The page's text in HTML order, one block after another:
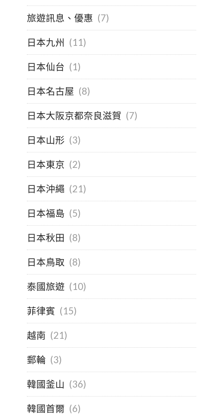
旅遊訊息、優惠 (7)
日本九州 (11)
日本仙台 (1)
日本名古屋 (8)
日本大阪京都奈良滋賀 (7)
日本山形 (3)
日本東京 (2)
日本沖繩 (21)
日本福島 (5)
日本秋田 (8)
日本鳥取 (8)
泰國旅遊 (10)
菲律賓 (15)
越南 (21)
郵輪 (3)
韓國釜山 (36)
韓國首爾 (6)